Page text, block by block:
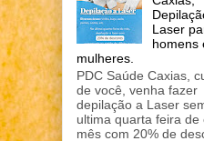
Laser
homens
mulheres.
PDC Saúde Caxias,
de você, venha fazer
depilação a Laser
ultima quarta feira de
mês com 20% de